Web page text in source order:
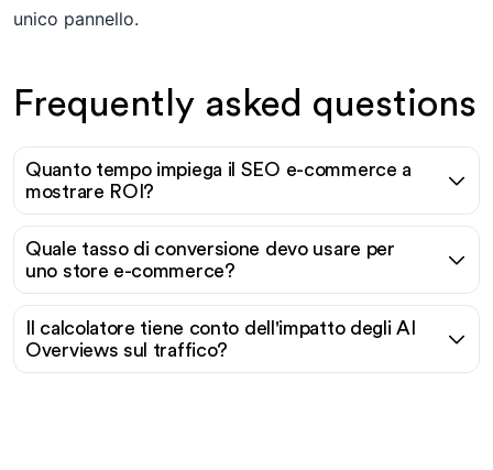
unico pannello.
Frequently asked questions
Quanto tempo impiega il SEO e-commerce a
mostrare ROI?
Quale tasso di conversione devo usare per
uno store e-commerce?
Il calcolatore tiene conto dell'impatto degli AI
Overviews sul traffico?